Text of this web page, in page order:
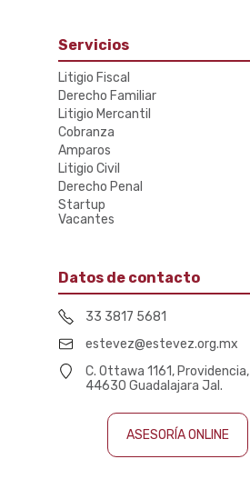
Servicios
Litigio Fiscal
Derecho Familiar
Litigio Mercantil
Cobranza
Amparos
Litigio Civil
Derecho Penal
Startup
Vacantes
Datos de contacto
33 3817 5681
estevez@estevez.org.mx
C. Ottawa 1161, Providencia,
44630 Guadalajara Jal.
ASESORÍA ONLINE